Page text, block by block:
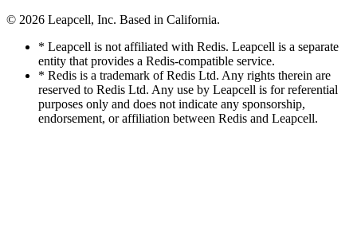
© 2026 Leapcell, Inc. Based in California.
* Leapcell is not affiliated with Redis. Leapcell is a separate
entity that provides a Redis-compatible service.
* Redis is a trademark of Redis Ltd. Any rights therein are
reserved to Redis Ltd. Any use by Leapcell is for referential
purposes only and does not indicate any sponsorship,
endorsement, or affiliation between Redis and Leapcell.